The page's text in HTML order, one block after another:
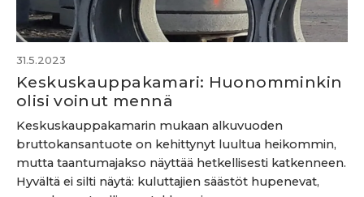
31.5.2023
Keskuskauppakamari: Huonomminkin
olisi voinut mennä
Keskuskauppakamarin mukaan alkuvuoden
bruttokansantuote on kehittynyt luultua heikommin,
mutta taantumajakso näyttää hetkellisesti katkenneen.
Hyvältä ei silti näytä: kuluttajien säästöt hupenevat,